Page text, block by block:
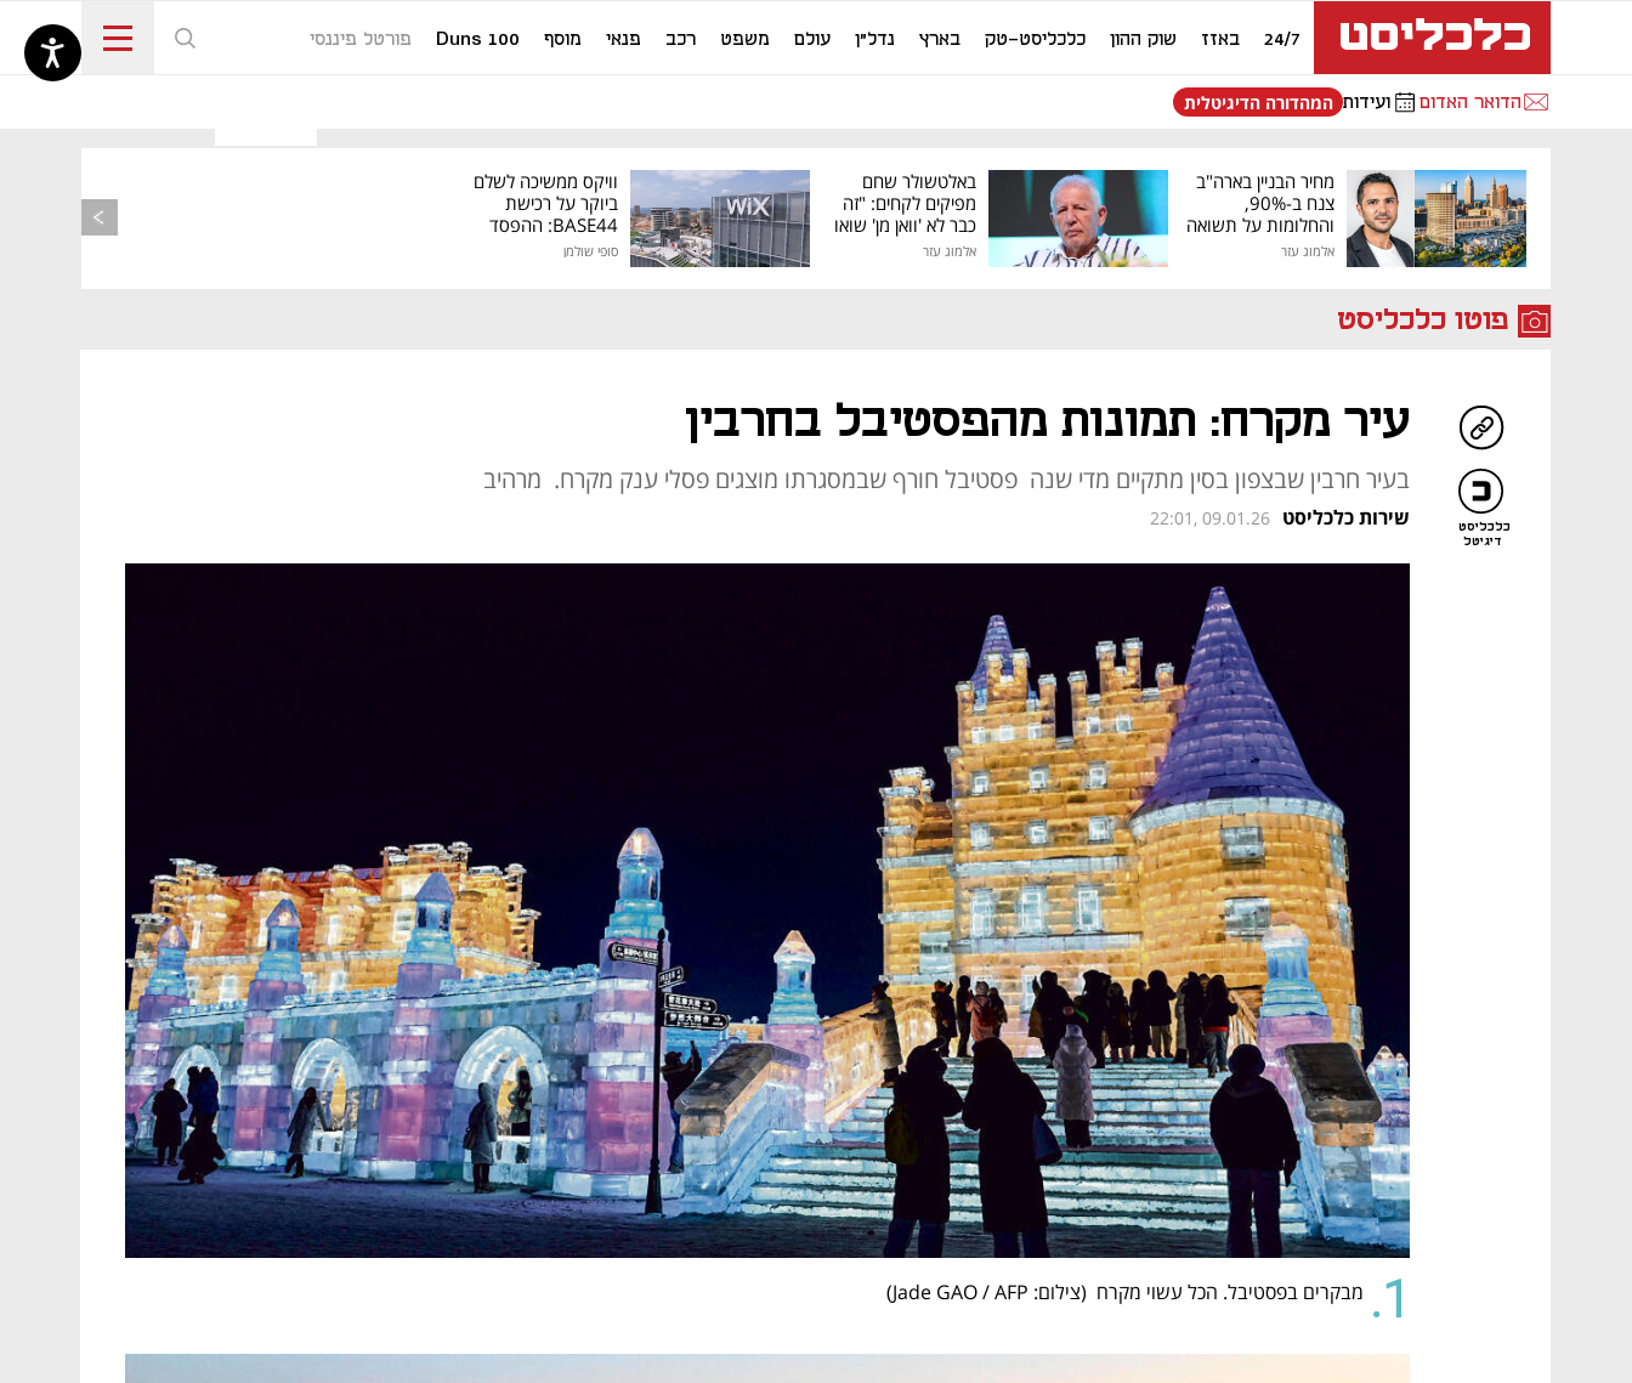
24/7 באזז שוק ההון כלכליסט-טק בארץ נדל"ן עולם משפט רכב פנאי מוסף Duns 100 פורטל פיננסי
הדואר האדום ועידות
נפתח בכרטיסייה חדשה
המהדורה הדיגיטלית
מחיר הבניין בארה"ב
צנח ב-90%,
והחלומות על תשואה
גבוהה התנפצו
אלמוג עזר
באלטשולר שחם
מפיקים לקחים: "זה
כבר לא 'וואן מן' שואו
של גילעד"
אלמוג עזר
וויקס ממשיכה לשלם
ביוקר על רכישת
BASE44: ההפסד
סופי שולמן
פוטו כלכליסט
כלכליסט
דיגיטל
עיר מקרח: תמונות מהפסטיבל בחרבין
בעיר חרבין שבצפון בסין מתקיים מדי שנה פסטיבל חורף שבמסגרתו מוצגים פסלי ענק מקרח. מרהיב
שירות כלכליסט 22:01, 09.01.26
1. מבקרים בפסטיבל. הכל עשוי מקרח  (צילום: Jade GAO / AFP )